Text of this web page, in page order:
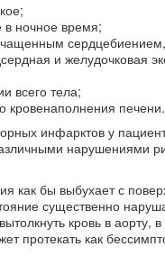
ночное время;
и желудочковая
всего тела;
кровенаполнения печени.
инфарктов у
нарушениями
как бы выбухает с
существенно
кровь в аорту,
протекать как